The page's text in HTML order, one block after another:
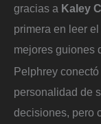
gracias a Kaley
primera en leer
mejores guiones
Pelphrey
personalidad de
decisiones, pero